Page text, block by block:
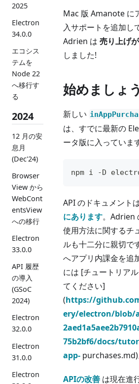
2025
Electron
34.0.0
エコシス
テムを
Node 22
へ移行す
る
2024
12 月の安
息月
(Dec'24)
Browser
View から
WebCont
entsView
への移行
Electron
33.0.0
API 履歴
の導入
(GSoC
2024)
Electron
32.0.0
Electron
31.0.0
Electron
Mac 版 Amanote に
入サポートを追加し
Adrien は 売り上げ
しました!
始めましょう
新しい
は、すでに最新の
ータ版に入っています
npm i -D
API のドキュメント
にあります。Adrien
使用方法に関するチ
ルも十二分に親切で
へアプリ内課金を追
には [チュートリア
てください]
(https://
ery/electron/blob/
75b2bf6/docs/
app- purchases.md)
APIの改善 は現在進